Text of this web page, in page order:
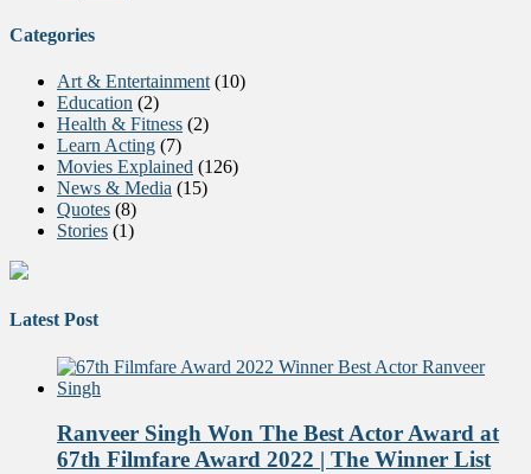
Categories
Art & Entertainment (10)
Education (2)
Health & Fitness (2)
Learn Acting (7)
Movies Explained (126)
News & Media (15)
Quotes (8)
Stories (1)
Latest Post
Ranveer Singh Won The Best Actor Award at
67th Filmfare Award 2022 | The Winner List